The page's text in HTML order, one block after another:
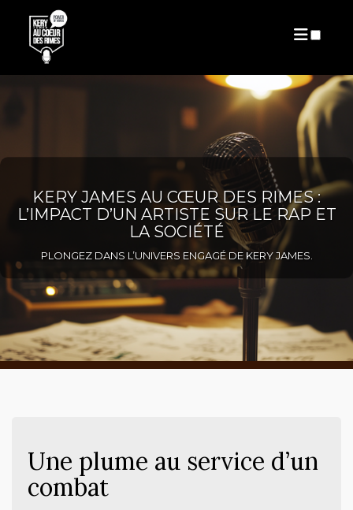
AUTEURS
PUBLICATIONS
KERY JAMES AU CŒUR DES RIMES :
L’IMPACT D’UN ARTISTE SUR LE RAP ET
LA SOCIÉTÉ
PLONGEZ DANS L’UNIVERS ENGAGÉ DE KERY JAMES.
Une plume au service d’un
combat